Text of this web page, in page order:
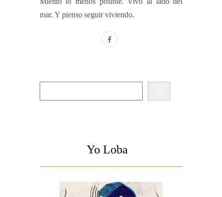
mar. Y pienso seguir viviendo.
facebook
Yo Loba